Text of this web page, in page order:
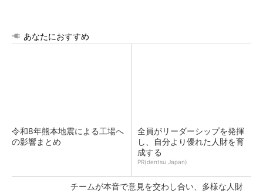
あなたにおすすめ
令和8年熊本地震による工場へ
の影響まとめ
全員がリーダーシップを発揮
し、自分より優れた人財を育
成する
PR(dentsu Japan)
チームが本音で意見を交わし合い、多様な人財